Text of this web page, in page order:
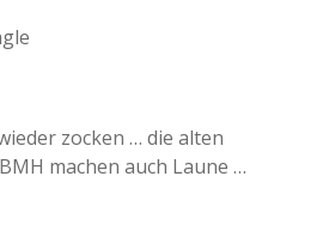
zocken … die alten
machen auch Laune …